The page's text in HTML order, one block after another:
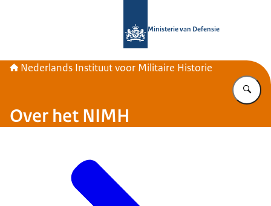
Ministerie van Defensie
Nederlands Instituut voor Militaire Historie
Over het NIMH